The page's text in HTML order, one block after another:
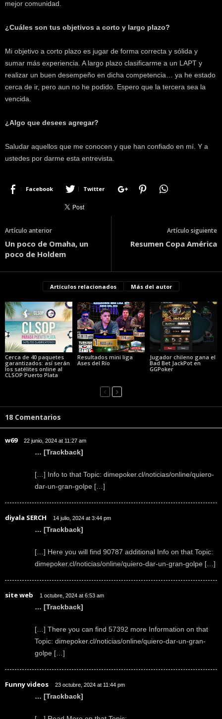
mejor comunidad.
¿Cuáles son tus objetivos a corto y largo plazo?
Mi objetivo a corto plazo es jugar de forma correcta y sólida y
sumar más experiencia. A largo plazo clasificarme a un LAPT y
realizar un buen desempeño en dicha competencia… ya he estado
cerca de ir, pero aun no he podido. Espero que la tercera sea la
vencida.
¿Algo que desees agregar?
Saludar aquellos que me conocen y que han confiado en mí. Y a
ustedes por darme esta entrevista.
Facebook Twitter
Artículo anterior
Un poco de Omaha, un
poco de Holdem
Artículo siguiente
Resumen Copa América
Artículos relacionados Más del autor
Cerca de 40 paquetes
garantizados: así serán
los satélites online al
CLSOP Puerto Plata
Resultados mini liga
Ases del Río
Jugador chileno gana el
Bad Bet JackPot en
GGPoker
18 Comentarios
w69 22 junio, 2024 at 11:27 am
… [Trackback]
[…] Info to that Topic: dimepoker.cl/noticias/online/quiero-
dar-un-gran-golpe […]
diyala SERCH 14 julio, 2024 at 3:44 pm
… [Trackback]
[…] Here you will find 90787 additional Info on that Topic:
dimepoker.cl/noticias/online/quiero-dar-un-gran-golpe […]
site web 1 octubre, 2024 at 6:53 am
… [Trackback]
[…] There you can find 57392 more Information on that
Topic: dimepoker.cl/noticias/online/quiero-dar-un-gran-
golpe […]
Funny videos 23 octubre, 2024 at 11:44 pm
… [Trackback]